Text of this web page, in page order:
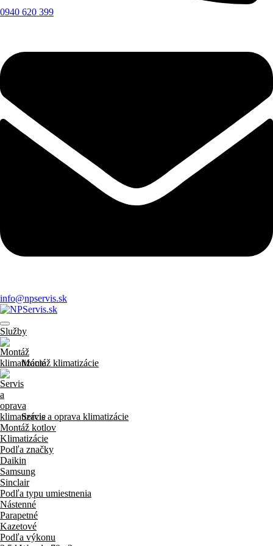
0940 620 399
info@npservis.sk
Služby
Montáž klimatizácie
Servis a oprava klimatizácie
Montáž kotlov
Klimatizácie
Podľa značky
Daikin
Samsung
Sinclair
Podľa typu umiestnenia
Nástenné
Parapetné
Kazetové
Podľa výkonu